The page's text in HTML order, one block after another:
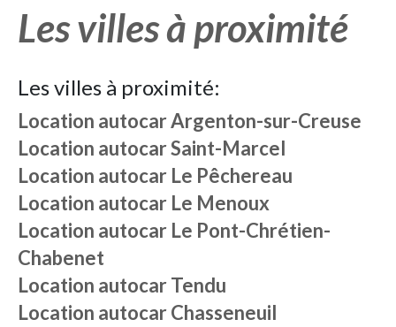
Les villes à proximité
Les villes à proximité:
Location autocarArgenton-sur-Creuse
Location autocarSaint-Marcel
Location autocar Le Pêchereau
Location autocar Le Menoux
Location autocar Le Pont-Chrétien-
Chabenet
Location autocarTendu
Location autocarChasseneuil